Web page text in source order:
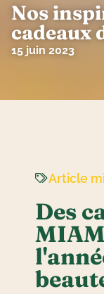
Nos
cadeaux
15 juin 2023
Article
Des